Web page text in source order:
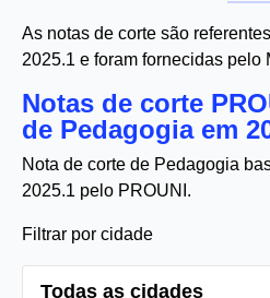
As notas de corte são
2025.1 e foram fornecidas pelo
Notas de corte
de Pedagogia em
Nota de corte de Pedagogia
2025.1 pelo PROUNI.
Filtrar por cidade